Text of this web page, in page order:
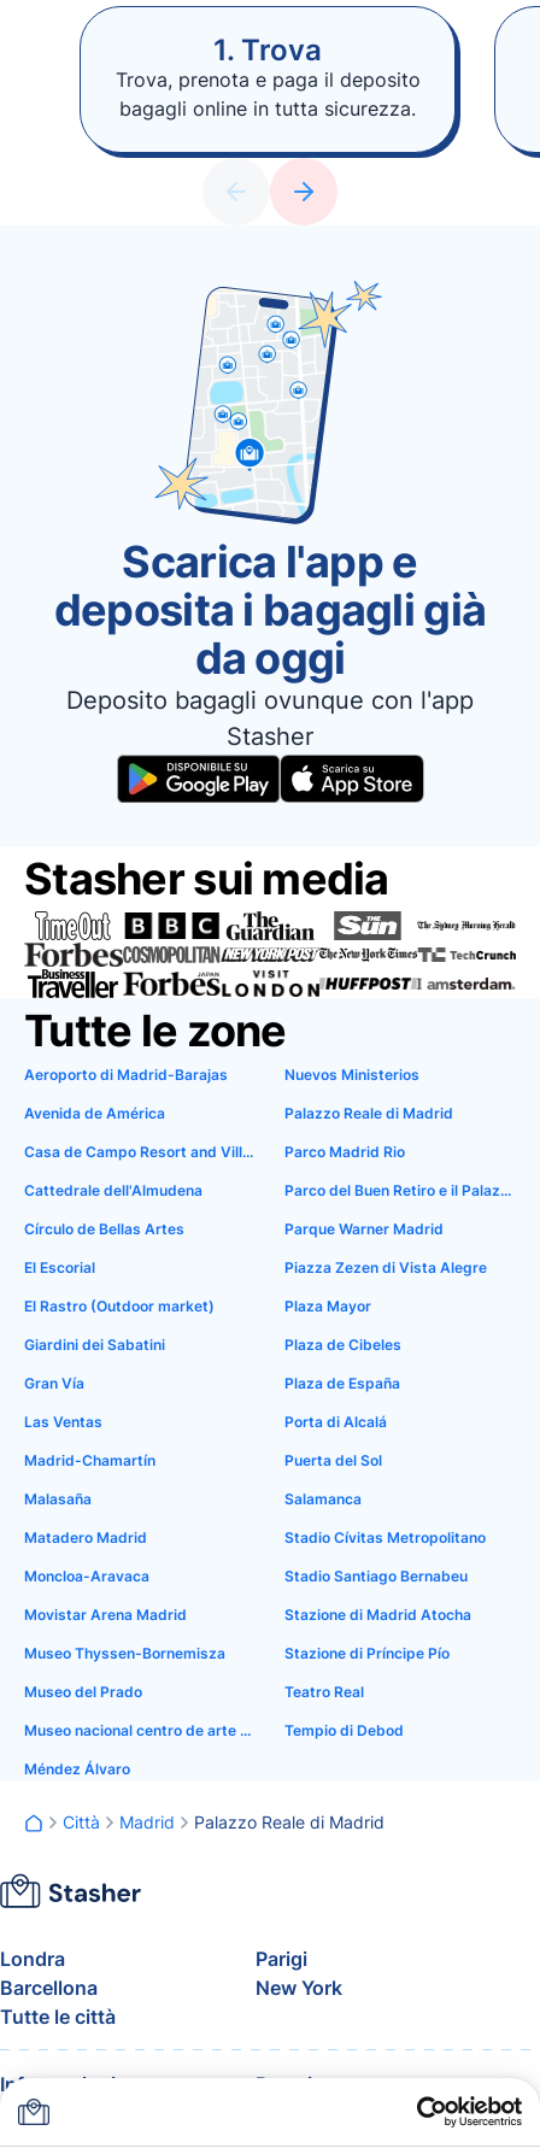
1. Trova
Trova, prenota e paga il deposito
bagagli online in tutta sicurezza.
Scarica l'app e
deposita i bagagli già
da oggi
Deposito bagagli ovunque con l'app
Stasher
Stasher sui media
Tutte le zone
Aeroporto di Madrid-Barajas
Avenida de América
Casa de Campo Resort and Villas
Cattedrale dell'Almudena
Círculo de Bellas Artes
El Escorial
El Rastro (Outdoor market)
Giardini dei Sabatini
Gran Vía
Las Ventas
Madrid-Chamartín
Malasaña
Matadero Madrid
Moncloa-Aravaca
Movistar Arena Madrid
Museo Thyssen-Bornemisza
Museo del Prado
Museo nacional centro de arte reina Sofia
Méndez Álvaro
Nuevos Ministerios
Palazzo Reale di Madrid
Parco Madrid Rio
Parco del Buen Retiro e il Palazzo di Cristallo
Parque Warner Madrid
Piazza Zezen di Vista Alegre
Plaza Mayor
Plaza de Cibeles
Plaza de España
Porta di Alcalá
Puerta del Sol
Salamanca
Stadio Cívitas Metropolitano
Stadio Santiago Bernabeu
Stazione di Madrid Atocha
Stazione di Príncipe Pío
Teatro Real
Tempio di Debod
Città Madrid Palazzo Reale di Madrid
Londra
Parigi
Barcellona
New York
Tutte le città
Informazioni
Prezzi
FAQ
Blog
Entra nel programma